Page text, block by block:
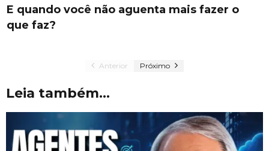
E quando você não aguenta mais fazer o
que faz?
Anterior Próximo
Leia também...